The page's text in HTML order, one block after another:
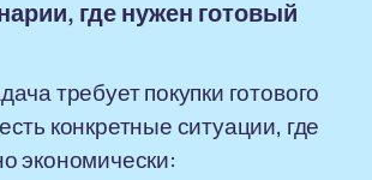
где нужен готовый
требует покупки готового
конкретные ситуации, где
экономически: